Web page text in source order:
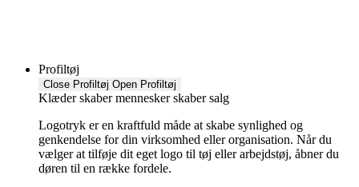
Profiltøj
Close Profiltøj Open Profiltøj
Klæder skaber mennesker skaber salg
Logotryk er en kraftfuld måde at skabe synlighed og
genkendelse for din virksomhed eller organisation. Når du
vælger at tilføje dit eget logo til tøj eller arbejdstøj, åbner du
døren til en række fordele.